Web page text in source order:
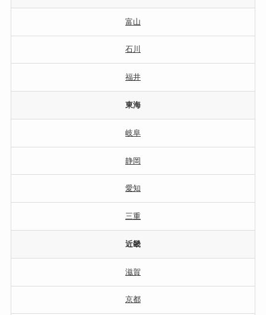
富山
石川
福井
東海
岐阜
静岡
愛知
三重
近畿
滋賀
京都